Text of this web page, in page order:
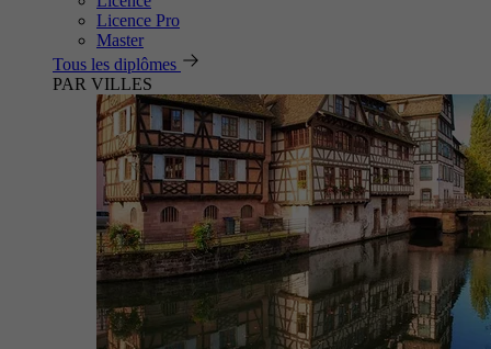
Licence Pro
Master
Tous les diplômes
PAR VILLES